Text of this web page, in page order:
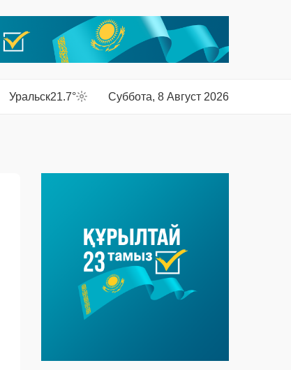
Уральск21.7° Суббота, 8 Август 2026